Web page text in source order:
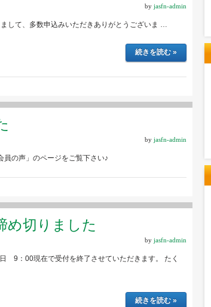
by jasfn-admin
して、多数申込みいただきありがとうございま …
続きを読む »
by jasfn-admin
の声」のページをご覧下さい♪
め切りました
by jasfn-admin
9：00現在で受付を終了させていただきます。 たく
続きを読む »